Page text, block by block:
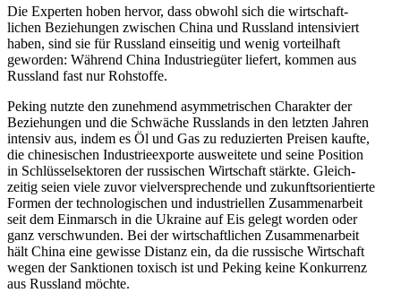
Die Experten hoben hervor, dass obwohl sich die wirtschaft­
lichen Bezie­hungen zwischen China und Russland inten­si­viert
haben, sind sie für Russland einseitig und wenig vorteilhaft
geworden: Während China Indus­trie­güter liefert, kommen aus
Russland fast nur Rohstoffe.
Peking nutzte den zunehmend asymme­tri­schen Charakter der
Bezie­hungen und die Schwäche Russlands in den letzten Jahren
intensiv aus, indem es Öl und Gas zu reduzierten Preisen kaufte,
die chine­si­schen Indus­trie­ex­porte ausweitete und seine Position
in Schlüs­sel­sek­toren der russi­schen Wirtschaft stärkte. Gleich­
zeitig seien viele zuvor vielver­spre­chende und zukunfts­ori­en­tierte
Formen der techno­lo­gi­schen und indus­tri­ellen Zusam­men­arbeit
seit dem Einmarsch in die Ukraine auf Eis gelegt worden oder
ganz verschwunden. Bei der wirtschaft­lichen Zusam­men­arbeit
hält China eine gewisse Distanz ein, da die russische Wirtschaft
wegen der Sanktionen toxisch ist und Peking keine Konkurrenz
aus Russland möchte.